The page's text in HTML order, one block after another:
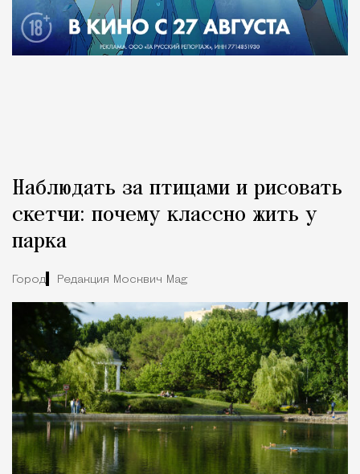
Наблюдать за птицами и рисовать
скетчи: почему классно жить у
парка
Город Редакция Москвич Mag